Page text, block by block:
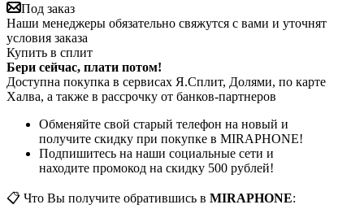
Под заказ
Наши менеджеры обязательно свяжутся с вами и уточнят
условия заказа
Купить в сплит
Бери сейчас, плати потом!
Доступна покупка в сервисах Я.Сплит, Долями, по карте
Халва, а также в рассрочку от банков-партнеров
Обменяйте свой старый телефон на новый и
получите скидку при покупке в MIRAPHONE!
Подпишитесь на наши социальные сети и
находите промокод на скидку 500 рублей!
📋 Что Вы получите обратившись в MIRAPHONE: